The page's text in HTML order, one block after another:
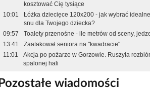
kosztować Cię tysiące
10:01
Łóżka dziecięce 120x200 - jak wybrać
snu dla Twojego dziecka?
09:57
Toalety przenośne - ile metrów od sceny,
13:41
Zaatakował seniora na "kwadracie"
11:01
Akcja po pożarze w Gorzowie. Ruszyła
spalonej hali
Pozostałe wiadomości